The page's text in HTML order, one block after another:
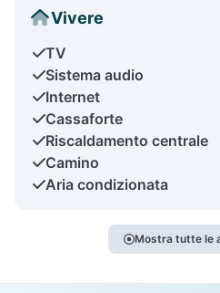
Vivere
TV
Sistema audio
Internet
Cassaforte
Riscaldamento centrale
Camino
Aria condizionata
Mostra tutte le